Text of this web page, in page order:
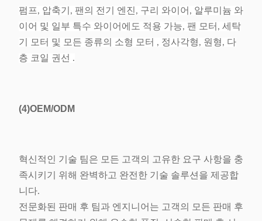
펌프, 압축기, 팬의 전기 엔진, 구리 와이어, 알루미늄 와
이어 및 일부 특수 와이어에도 적용 가능, 팬 모터, 세탁
기 모터 및 모든 종류의 소형 모터 , 정사각형, 원형, 다
층 코일 권선 .
(4)OEM/ODM
혁신적인 기술 팀은 모든 고객의 고유한 요구 사항을 충
족시키기 위해 완벽하고 완전한 기술 솔루션을 제공합
니다.
전문화된 판매 후 팀과 엔지니어는 고객의 모든 판매 후